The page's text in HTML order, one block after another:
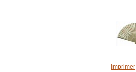
Imprimer